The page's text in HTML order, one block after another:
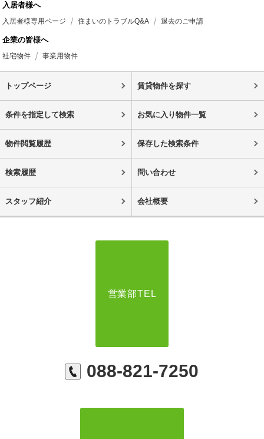
入居者様へ
入居者様専用ページ 住まいのトラブルQ&A 退去のご申請
企業の皆様へ
社宅物件 事業用物件
トップページ 賃貸物件を探す
条件を指定して検索 お気に入り物件一覧
物件閲覧履歴 保存した検索条件
検索履歴 問い合わせ
スタッフ紹介 会社概要
営業部TEL
088-821-7250